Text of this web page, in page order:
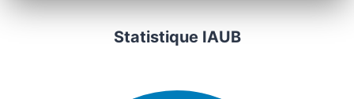
Statistique IAUB